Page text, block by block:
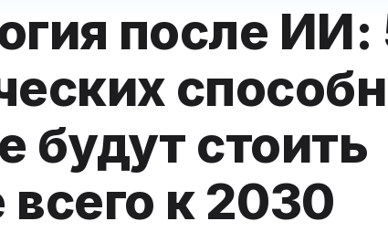
после ИИ:
будут стоить
к 2030